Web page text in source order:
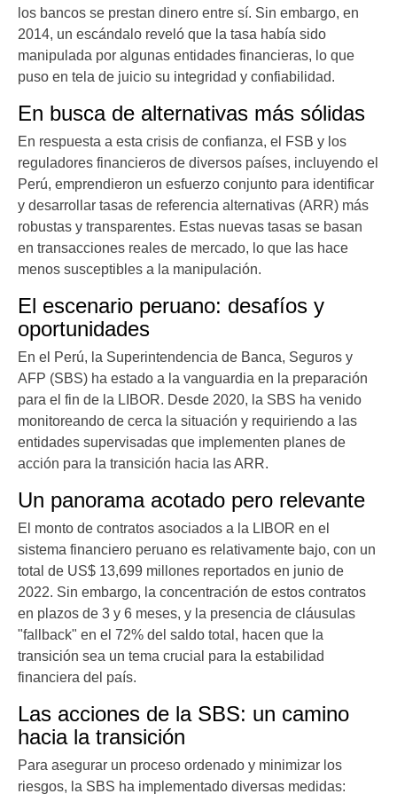
los bancos se prestan dinero entre sí. Sin embargo, en
2014, un escándalo reveló que la tasa había sido
manipulada por algunas entidades financieras, lo que
puso en tela de juicio su integridad y confiabilidad.
En busca de alternativas más sólidas
En respuesta a esta crisis de confianza, el FSB y los
reguladores financieros de diversos países, incluyendo el
Perú, emprendieron un esfuerzo conjunto para identificar
y desarrollar tasas de referencia alternativas (ARR) más
robustas y transparentes. Estas nuevas tasas se basan
en transacciones reales de mercado, lo que las hace
menos susceptibles a la manipulación.
El escenario peruano: desafíos y
oportunidades
En el Perú, la Superintendencia de Banca, Seguros y
AFP (SBS) ha estado a la vanguardia en la preparación
para el fin de la LIBOR. Desde 2020, la SBS ha venido
monitoreando de cerca la situación y requiriendo a las
entidades supervisadas que implementen planes de
acción para la transición hacia las ARR.
Un panorama acotado pero relevante
El monto de contratos asociados a la LIBOR en el
sistema financiero peruano es relativamente bajo, con un
total de US$ 13,699 millones reportados en junio de
2022. Sin embargo, la concentración de estos contratos
en plazos de 3 y 6 meses, y la presencia de cláusulas
"fallback" en el 72% del saldo total, hacen que la
transición sea un tema crucial para la estabilidad
financiera del país.
Las acciones de la SBS: un camino
hacia la transición
Para asegurar un proceso ordenado y minimizar los
riesgos, la SBS ha implementado diversas medidas: